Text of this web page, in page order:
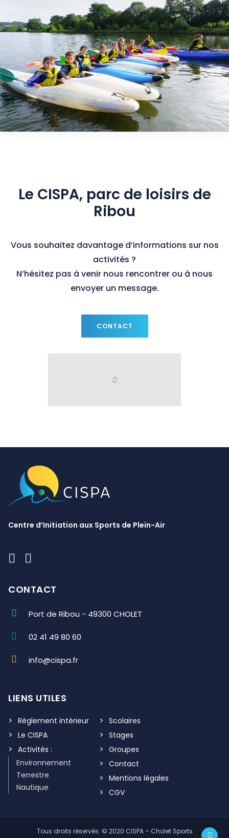
Le CISPA, parc de loisirs de
Ribou
Vous souhaitez davantage d’informations sur nos
activités ?
N’hésitez pas à venir nous rencontrer ou à nous
envoyer un message.
CONTACT
Centre d’Initiation aux Sports de Plein-Air
CONTACT
Port de Ribou - 49300 CHOLET
02 41 49 80 60
info@cispa.fr
LIENS UTILES
Règlement intérieur
Le CISPA
Activités :
Environnement
Terrestre
Nautique
Scolaires
Stages
Groupes
Contact
Mentions légales
CGV
Tous droits réservés. © 2020 CISPA – Cholet Sports